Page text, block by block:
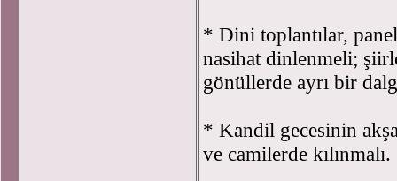
* Dini toplantılar,
nasihat dinlenmeli;
gönüllerde ayrı bir
* Kandil gecesinin
ve camilerde kılınmalı.